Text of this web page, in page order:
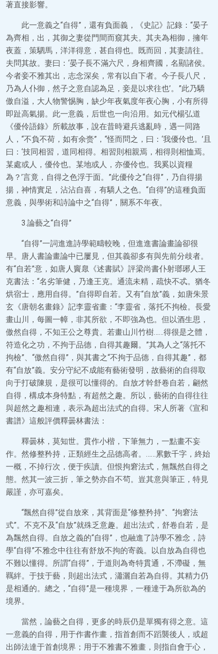
著直接影響。
此一意義之“自得”，還有負面義，《史記》記錄：“晏子
為齊相，出，其御之妻從門間而窺其夫。其夫為相御，擁年
夜蓋，策駟馬，洋洋得意，甚自得也。既而回，其妻請往。
夫問其故。妻曰：‘晏子長不滿六尺，身相齊國，名顯諸侯。
今者妾不雅其出，志念深矣，常有以自下者。今子長八尺，
乃為人仆御，然子之意自認為足，妾是以求往也’。”此乃驕
傲自溢，大人物警惕胸，缺少年夜氣度年夜心胸，小有所得
即趾高氣揚。此一意義，后世也一向沿用。如元代楊弘道
《優伶語錄》所載故事，說在昔時避兵逃亂時，遇一同路
人，“不負不荷，如有余赍”，“怪而問之，曰：‘我優伶也。’且
曰：‘技同相習，道同相得。相習則相親焉，相得則相恤焉。
某處或人，優伶也。某地或人，亦優伶也。我奚以資糧
為？’言竟，自得之色浮于面。”此優伶之“自得”，乃自得揚
揚，神情實足，沾沾自喜，有驕人之色。“自得”的這種負面
意義，與學術和詩論中之“自得”，關系不年夜。
3.論藝之“自得”
“自得”一詞進進詩學範疇較晚，但進進書論畫論卻很
早。唐人書論畫論中已屢見，但其義卻多有與先前分歧者。
有“自若”意，如唐人竇臮《述書賦》評梁尚書仆射瑯琊人王
克書法：“名劣筆健，乃逢王克。通流未精，疏快不忒。猶冬
烘宿士，應用自得。”自得即自若。又有“自放”義，如唐朱景
玄《唐朝名畫錄》記李靈省畫：“李靈省，落托不拘檢。長愛
畫山川，每圖一幛，非其所欲，不即強為也。但以酒生思，
傲然自得，不知王公之尊貴。若畫山川竹樹……得很是之體，
符造化之功，不拘于品德，自得其趣爾。”其為人之“落托不
拘檢”、“傲然自得”，與其書之“不拘于品德，自得其趣”，都
有“自放”義。安分守紀不成能有藝術發明，故藝術的自得取
向于打破陳規，是很可以懂得的。自放才幹舒卷自若，翩然
自得，構成本身特點，有超然之趣。所以，藝術的自得往往
與超然之趣相連，表示為超出法式的自得。宋人所著《宣和
書譜》這般評價釋曇林書法：
釋曇林，莫知世。貫作小楷，下筆無力，一點畫不妄
作。然修整矜持，正類經生之品德高者。……累數千字，終始
一概，不掉行次，便于疾讀。但恨拘窘法式，無飄然自得之
態。然其一波三折，筆之勢亦自不茍。豈其意與筆正，特見
嚴謹，亦可嘉矣。
“飄然自得”從自放來，其背面是“修整矜持”、“拘窘法
式”。不克不及“自放”就殊乏意趣。超出法式，舒卷自若，是
為飄然自得。自放之義的“自得”，也融進了詩學不雅念，詩
學“自得”不雅念中往往有舒放不拘的寄義。以自放為自得也
不難以懂得。所謂“自得”，于道則為奇特貫通，不滯礙，無
羈絆。于技于藝，則超出法式，瀟灑自若為自得。其精力仍
是相通的。總之，“自得”是一種境界，一種達于為所欲為的
境界。
當然，論藝之自得，更多的時辰仍是單獨有得之意。這
一意義的自得，用于作書作畫，指首創而不蹈襲後人，或超
出師法達于首創境界；用于不雅書不雅畫，則指自會于心，